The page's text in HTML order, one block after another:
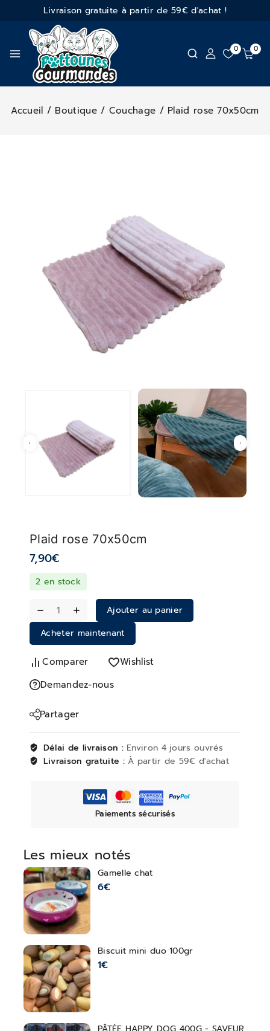
Livraison gratuite à partir de 59€ d'achat !
0 0
Accueil / Boutique / Couchage / Plaid rose 70x50cm
Les mieux notés
Gamelle chat
6€
Biscuit mini duo 100gr
1€
Plaid rose 70x50cm
7,90€
2 en stock
Ajouter au panier
Acheter maintenant
Comparer
Wishlist
Demandez-nous
Partager
Délai de livraison : Environ 4 jours ouvrés
Livraison gratuite :À partir de 59€ d'achat
Paiements sécurisés